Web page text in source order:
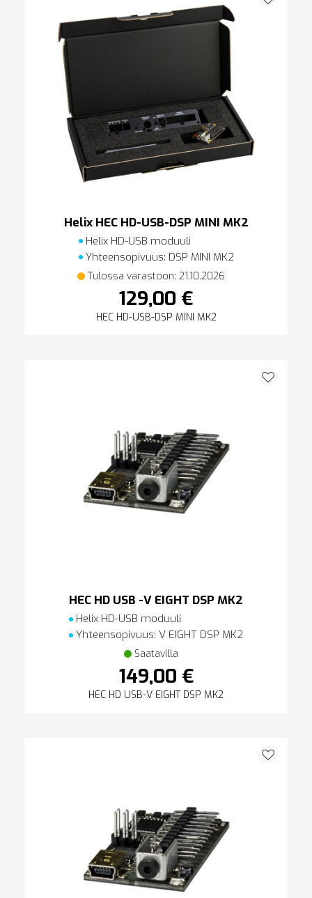
Helix HEC HD-USB-DSP MINI MK2
Helix HD-USB moduuli
Yhteensopivuus: DSP MINI MK2
Tulossa varastoon: 21.10.2026
129,00 €
HEC HD-USB-DSP MINI MK2
HEC HD USB -V EIGHT DSP MK2
Helix HD-USB moduuli
Yhteensopivuus: V EIGHT DSP MK2
Saatavilla
149,00 €
HEC HD USB-V EIGHT DSP MK2